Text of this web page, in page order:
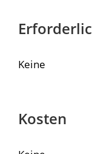
Keine
Kosten